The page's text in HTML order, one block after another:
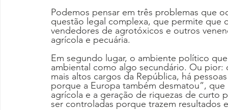
Podemos pensar em três problemas que
questão legal complexa, que permite
vendedores de agrotóxicos e outros
agrícola e pecuária.
Em segundo lugar, o ambiente político
ambiental como algo secundário. Ou
mais altos cargos da República, há
porque a Europa também desmatou”,
agrícola e a geração de riquezas de curto
ser controladas porque trazem resultados